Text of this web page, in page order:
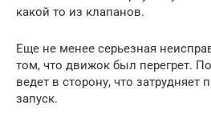
какой то из клапанов.
Еще не менее серьезная
том, что движок был перегрет.
ведет в сторону, что затрудняет
запуск.